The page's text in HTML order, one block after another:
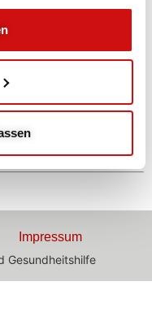
und
Impressum
Gesundheitshilfe